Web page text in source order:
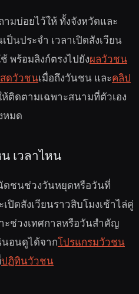
มบ่อยไว้ให้ ทั้งจังหวัดและ
นประจำ เวลาเปิดสังเวียน
พร้อมลิงก์ตรงไปยังผลวัวชน
ดวัวชนเมื่อถึงวันชน และคลิป
ห้ติดตามเฉพาะสนามที่ตัวเอง
หมด
เวลาไหน
ดชนช่วงวันหยุดหรือวันที่
ปิดสังเวียนราวสิบโมงเช้าไล่คู่
ช่วงเทศกาลหรือวันสำคัญ
นอนดูได้จากโปรแกรมวัวชน
ปฏิทินวัวชน